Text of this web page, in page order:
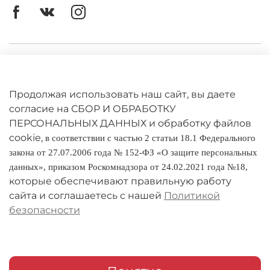
раз, надевая её, вы будете вспоминать о своих
приключениях в этом уникальном крае.
Приобретая нашу футболку, вы поддерживаете
Не упустите возможность сделать ваше
путешествие в Мордовию еще более
запоминающимся! Приобретите футболку с
символикой лиса и носите её с гордостью!
📦 Быстрая доставка и удобные условия
возврата сделают вашу покупку легкой и
приятной.
Покупая нашу футболку, вы не просто получаете
стильный аксессуар — вы становитесь частью
истории Мордовии! Закажите сейчас и увезите с
собой кусочек этого чудесного края!
Политика конфиденциальности
Оплата и доставка
Условия обмена и возврата
Реквизиты
О компании
Мои заказы
Продолжая использовать наш сайт, вы даете
согласие на СБОР И ОБРАБОТКУ
ПЕРСОНАЛЬНЫХ ДАННЫХ и обработку файлов
cookie, в соответствии с частью 2 статьи 18.1 Федерального
закона от 27.07.2006 года № 152-ФЗ «О защите персональных
данных», приказом Роскомнадзора от 24.02.2021 года №18,
которые обеспечивают правильную работу
сайта и соглашаетесь с нашей Политикой
безопасности